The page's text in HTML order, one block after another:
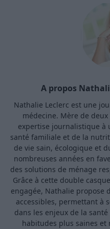
A propos
Nathalie Leclerc est une
médecine. Mère de
expertise journalistique à
santé familiale et de la
de vie sain, écologique et
nombreuses années en
des solutions de ménage
Grâce à cette double
engagée, Nathalie propose
accessibles, permettant à
dans les enjeux de la
habitudes plus saines et